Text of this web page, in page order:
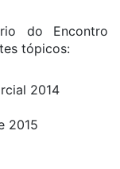
do Encontro
tópicos:
2014
2015